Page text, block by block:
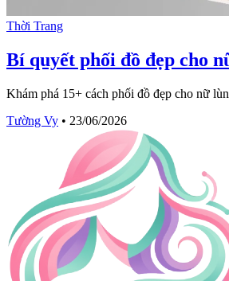
Thời Trang
Bí quyết phối đồ đẹp cho
Khám phá 15+ cách phối đồ đẹp cho nữ
Tường Vy • 23/06/2026